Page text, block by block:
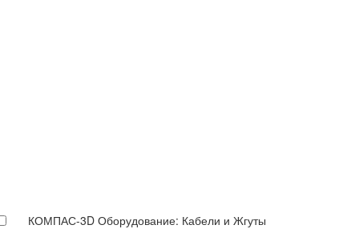
КОМПАС-3D Оборудование: Кабели и Жгуты